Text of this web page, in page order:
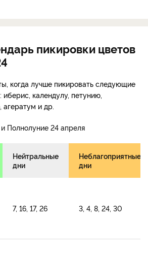
пикировки цветов
когда лучше пикировать следующие
календулу, петунию,
и др.
Полнолуние 24 апреля
Нейтральные
дни
Неблагоприятные
дни
7, 16, 17, 26 3, 4, 8, 24, 30